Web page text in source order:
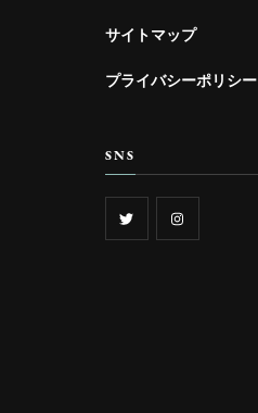
サイトマップ
プライバシーポリシー
SNS